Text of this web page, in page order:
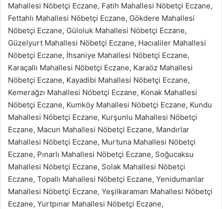
Mahallesi Nöbetçi Eczane, Fatih Mahallesi Nöbetçi Eczane,
Fettahlı Mahallesi Nöbetçi Eczane, Gökdere Mahallesi
Nöbetçi Eczane, Güloluk Mahallesi Nöbetçi Eczane,
Güzelyurt Mahallesi Nöbetçi Eczane, Hacıaliler Mahallesi
Nöbetçi Eczane, İhsaniye Mahallesi Nöbetçi Eczane,
Karaçallı Mahallesi Nöbetçi Eczane, Karaöz Mahallesi
Nöbetçi Eczane, Kayadibi Mahallesi Nöbetçi Eczane,
Kemerağzı Mahallesi Nöbetçi Eczane, Konak Mahallesi
Nöbetçi Eczane, Kumköy Mahallesi Nöbetçi Eczane, Kundu
Mahallesi Nöbetçi Eczane, Kurşunlu Mahallesi Nöbetçi
Eczane, Macun Mahallesi Nöbetçi Eczane, Mandırlar
Mahallesi Nöbetçi Eczane, Murtuna Mahallesi Nöbetçi
Eczane, Pınarlı Mahallesi Nöbetçi Eczane, Soğucaksu
Mahallesi Nöbetçi Eczane, Solak Mahallesi Nöbetçi
Eczane, Topallı Mahallesi Nöbetçi Eczane, Yenidumanlar
Mahallesi Nöbetçi Eczane, Yeşilkaraman Mahallesi Nöbetçi
Eczane, Yurtpınar Mahallesi Nöbetçi Eczane,